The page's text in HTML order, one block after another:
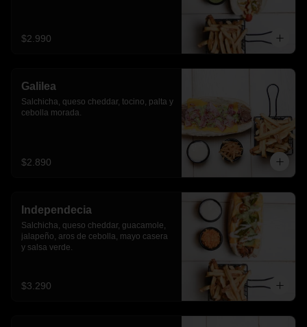
$2.990
Galilea
Salchicha, queso cheddar, tocino, palta y
cebolla morada.
$2.890
Independecia
Salchicha, queso cheddar, guacamole,
jalapeño, aros de cebolla, mayo casera
y salsa verde.
$3.290